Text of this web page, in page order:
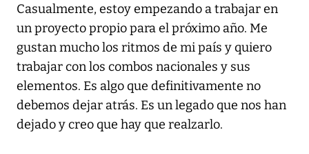
Casualmente, estoy empezando a trabajar en
un proyecto propio para el próximo año. Me
gustan mucho los ritmos de mi país y quiero
trabajar con los combos nacionales y sus
elementos. Es algo que definitivamente no
debemos dejar atrás. Es un legado que nos han
dejado y creo que hay que realzarlo.